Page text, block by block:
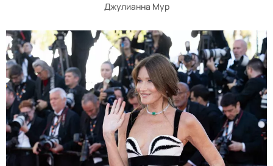
Джулианна Мур